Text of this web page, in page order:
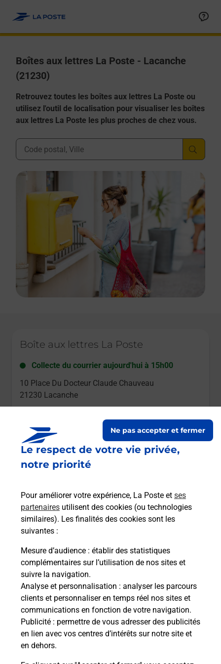
Le respect de votre vie privée,
notre priorité
Pour améliorer votre expérience, La Poste et ses
partenaires utilisent des cookies (ou technologies
similaires). Les finalités des cookies sont les
suivantes :
Mesure d’audience : établir des statistiques
complémentaires sur l’utilisation de nos sites et
suivre la navigation.
Analyse et personnalisation : analyser les parcours
clients et personnaliser en temps réel nos sites et
communications en fonction de votre navigation.
Publicité : permettre de vous adresser des publicités
en lien avec vos centres d’intérêts sur notre site et
en dehors.
Ne pas accepter et fermer
Boîtes aux lettres La Poste - Lacanche
(21230)
Retrouvez toutes les boîtes aux lettres La Poste ou
utilisez l'outil de localisation pour visualiser les boîtes
aux lettres La Poste les plus proches de chez vous.
Ville, Département, Code Postal
Boîte aux lettres La Poste
Collecte du courrier aujourd'hui à 15h00
10 Place Du Docteur Claude Chauveau
21230 Lacanche
Boîte aux lettres La Poste
1 Rue De Champignolles
21230 Lacanche
Le lien s'ouvre dans un nouvel onglet
Boîte aux lettres La Poste
Collecte du courrier aujourd'hui à 09h00
33 Grande Rue
21230 Lacanche
Le lien s'ouvre dans un nouvel onglet